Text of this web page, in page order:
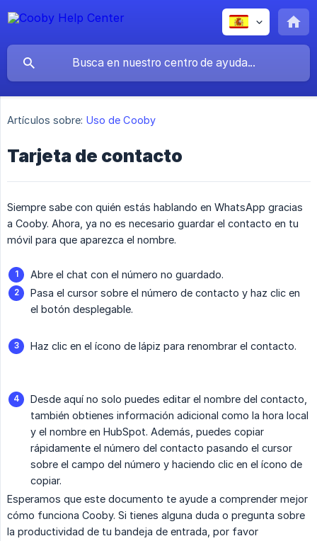
Artículos sobre: Uso de Cooby
Tarjeta de contacto
Siempre sabe con quién estás hablando en WhatsApp gracias
a Cooby. Ahora, ya no es necesario guardar el contacto en tu
móvil para que aparezca el nombre.
Abre el chat con el número no guardado.
Pasa el cursor sobre el número de contacto y haz clic en
el botón desplegable.
Haz clic en el ícono de lápiz para renombrar el contacto.
Desde aquí no solo puedes editar el nombre del contacto,
también obtienes información adicional como la hora local
y el nombre en HubSpot. Además, puedes copiar
rápidamente el número del contacto pasando el cursor
sobre el campo del número y haciendo clic en el ícono de
copiar.
Esperamos que este documento te ayude a comprender mejor
cómo funciona Cooby. Si tienes alguna duda o pregunta sobre
la productividad de tu bandeja de entrada, por favor